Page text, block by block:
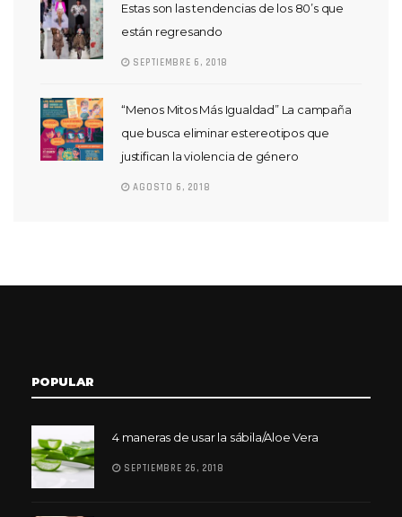
Estas son las tendencias de los 80’s que
están regresando
SEPTIEMBRE 6, 2018
“Menos Mitos Más Igualdad” La campaña
que busca eliminar estereotipos que
justifican la violencia de género
AGOSTO 6, 2018
POPULAR
4 maneras de usar la sábila/Aloe Vera
SEPTIEMBRE 26, 2018